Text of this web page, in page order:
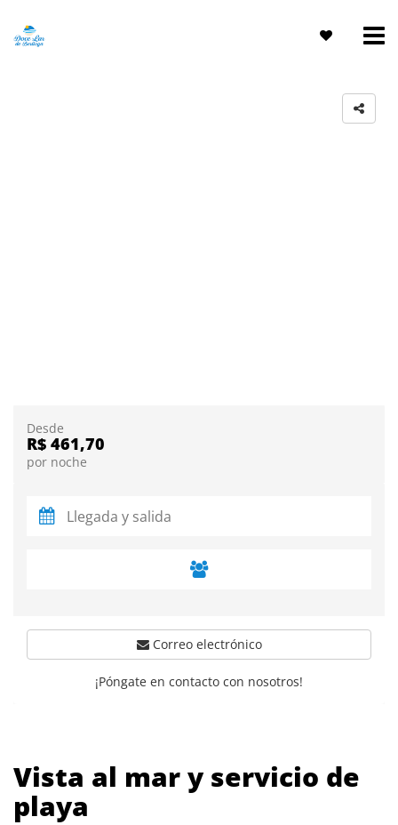
Vista al mar y servicio de
playa
Desde
R$ 461,70
por noche
Correo electrónico
¡Póngate en contacto con nosotros!